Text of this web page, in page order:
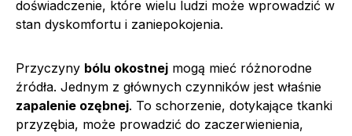
doświadczenie, które wielu ludzi może wprowadzić w
stan dyskomfortu i zaniepokojenia.
Przyczyny bólu okostnej mogą mieć różnorodne
źródła. Jednym z głównych czynników jest właśnie
zapalenie ozębnej. To schorzenie, dotykające tkanki
przyzębia, może prowadzić do zaczerwienienia,